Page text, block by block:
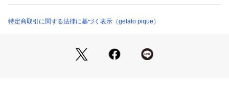
なる立体的な手足のディテールを添え、遊び心たっぷりに仕上
開。同シリーズのBABYルームウェアと合わせて、ギフトにも
PBGG262602 （ショップ）
特定商取引に関する法律に基づく表示（gelato pique）